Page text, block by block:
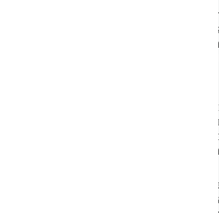
Ia juga menyatakan sinergitas antara
Polri, dan seluruh pemangku kepentingan
dalam menjaga kelancaran mobilitas
pada momen arus balik yang rawan
Dengan adanya dukungan seluruh pihak
pelepasan arus balik mudik gratis,
berharap dapat berjalan dengan aman,
hingga tiba di tempat tujuan dengan
Dalam kesempatan itu, suasana haru
pemudik saat para pemudik melangkah ke